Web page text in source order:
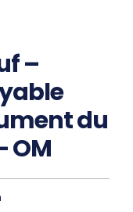
–
du
OM